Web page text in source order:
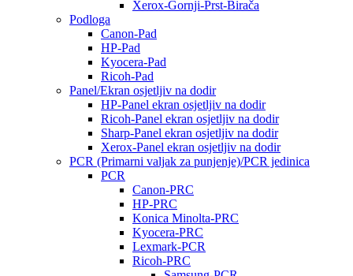
Xerox-Gornji-Prst-Birača
Podloga
Canon-Pad
HP-Pad
Kyocera-Pad
Ricoh-Pad
Panel/Ekran osjetljiv na dodir
HP-Panel ekran osjetljiv na dodir
Ricoh-Panel ekran osjetljiv na dodir
Sharp-Panel ekran osjetljiv na dodir
Xerox-Panel ekran osjetljiv na dodir
PCR (Primarni valjak za punjenje)/PCR jedinica
PCR
Canon-PRC
HP-PRC
Konica Minolta-PRC
Kyocera-PRC
Lexmark-PCR
Ricoh-PRC